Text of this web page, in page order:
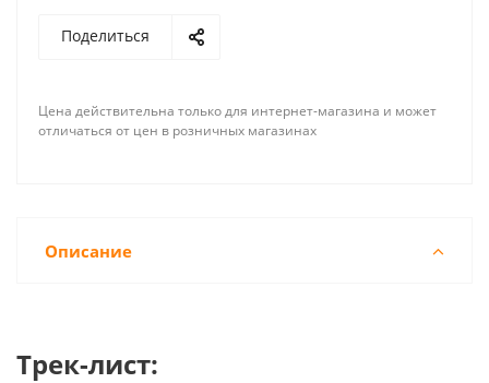
Поделиться
Цена действительна только для интернет-магазина и может
отличаться от цен в розничных магазинах
Описание
Трек-лист: